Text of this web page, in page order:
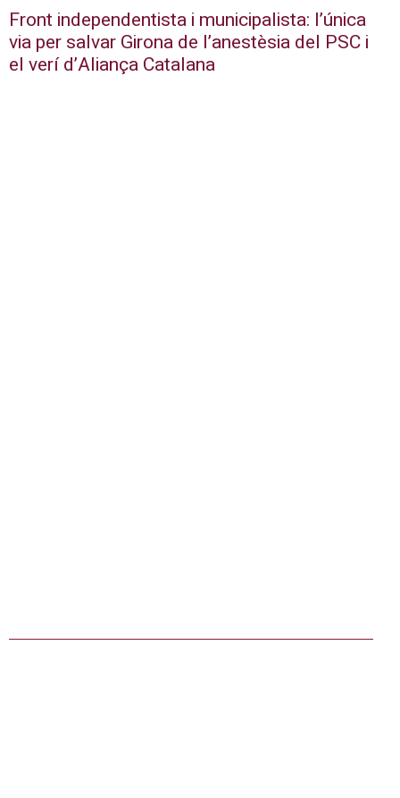
Front independentista i municipalista: l’única
via per salvar Girona de l’anestèsia del PSC i
el verí d’Aliança Catalana